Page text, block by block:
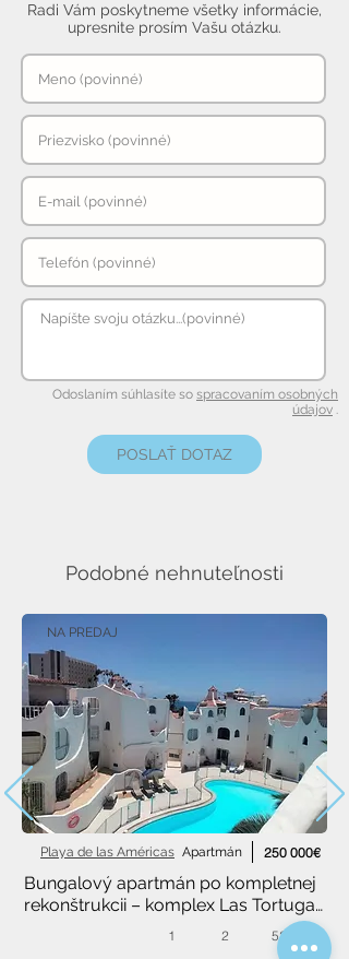
Radi Vám poskytneme všetky informácie,
upresnite prosím Vašu otázku.
Odoslaním súhlasíte so spracovaním osobných
údajov .
POSLAŤ DOTAZ
Podobné nehnuteľnosti
NA PREDAJ
Apartmán
Playa de las Américas 250 000€
Bungalový apartmán po kompletnej
rekonštrukcii – komplex Las Tortugas,
Playa de las Américas
1 2 52 m²